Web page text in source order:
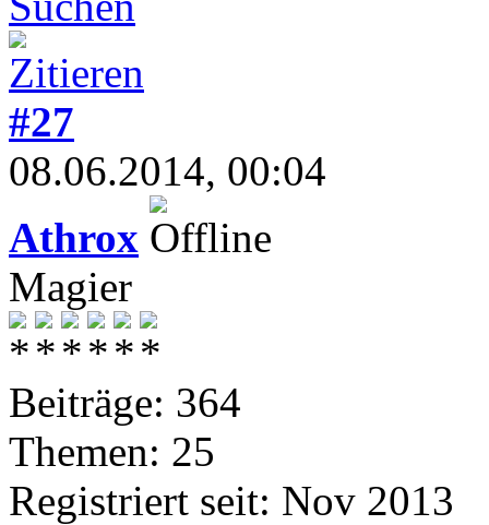
#27
08.06.2014, 00:04
Athrox
Magier
Beiträge: 364
Themen: 25
Registriert seit: Nov 2013